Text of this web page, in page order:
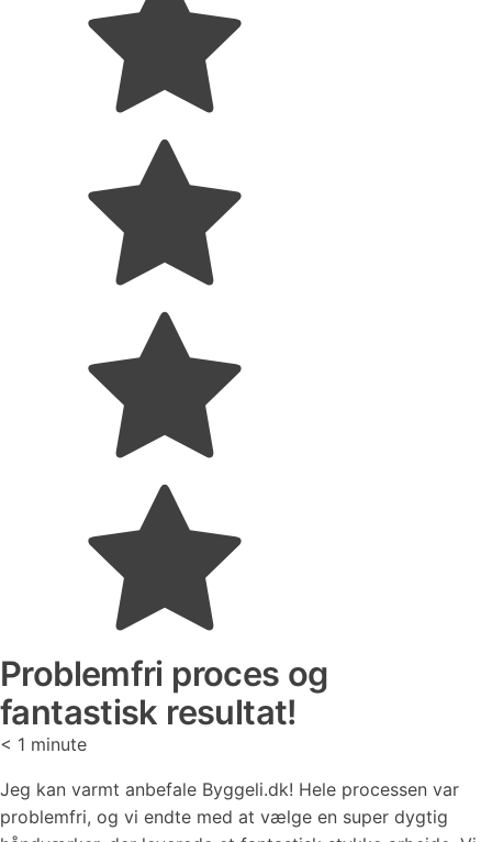
Problemfri proces og
fantastisk resultat!
< 1 minute
Jeg kan varmt anbefale Byggeli.dk! Hele processen var
problemfri, og vi endte med at vælge en super dygtig